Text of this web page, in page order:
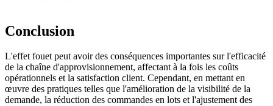
Conclusion
L'effet fouet peut avoir des conséquences importantes sur l'efficacité
de la chaîne d'approvisionnement, affectant à la fois les coûts
opérationnels et la satisfaction client. Cependant, en mettant en
œuvre des pratiques telles que l'amélioration de la visibilité de la
demande, la réduction des commandes en lots et l'ajustement des